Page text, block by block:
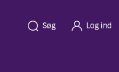
Søg Log ind